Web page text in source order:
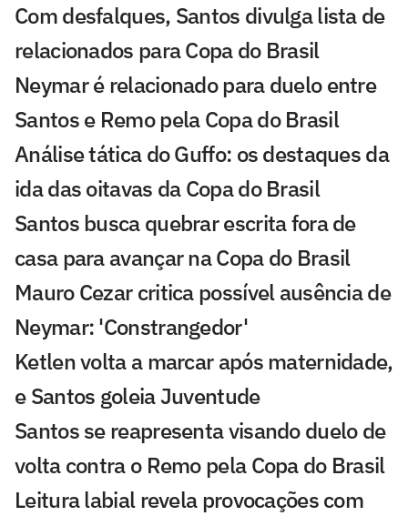
Com desfalques, Santos divulga lista de
relacionados para Copa do Brasil
Neymar é relacionado para duelo entre
Santos e Remo pela Copa do Brasil
Análise tática do Guffo: os destaques da
ida das oitavas da Copa do Brasil
Santos busca quebrar escrita fora de
casa para avançar na Copa do Brasil
Mauro Cezar critica possível ausência de
Neymar: 'Constrangedor'
Ketlen volta a marcar após maternidade,
e Santos goleia Juventude
Santos se reapresenta visando duelo de
volta contra o Remo pela Copa do Brasil
Leitura labial revela provocações com